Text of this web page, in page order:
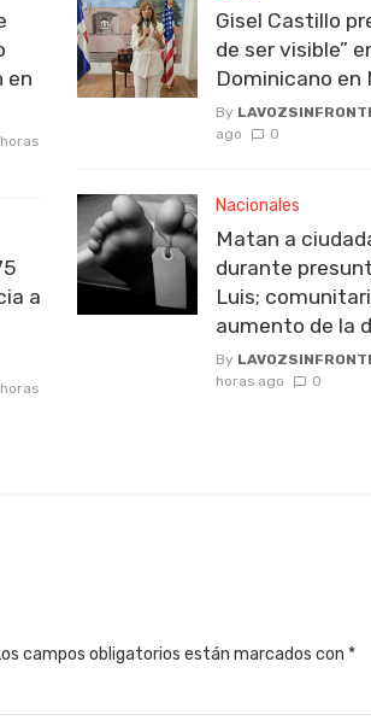
en
a
Gisel Castillo
de ser visible”
Dominicano en
By
ago
0
Nacionales
Matan a
durante
Luis;
aumento de la
By
horas ago
0
campos obligatorios están marcados con *